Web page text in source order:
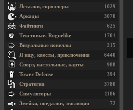
1029
Леталки, скроллеры
3070
Аркады
625
Файтинги
1701
Текстовые, Roguelike
215
Визуальные новеллы
6440
Я ищу, квесты, приключения
988
Спорт, настольные, карты
394
Tower Defense
3780
Стратегии
1186
Симуляторы
72
Змейки, поедалки, эволюция